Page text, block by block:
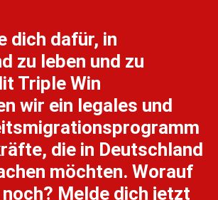
dich dafür, in
zu leben und zu
Triple Win
wir ein legales und
die in Deutschland
möchten. Worauf
Melde dich jetzt